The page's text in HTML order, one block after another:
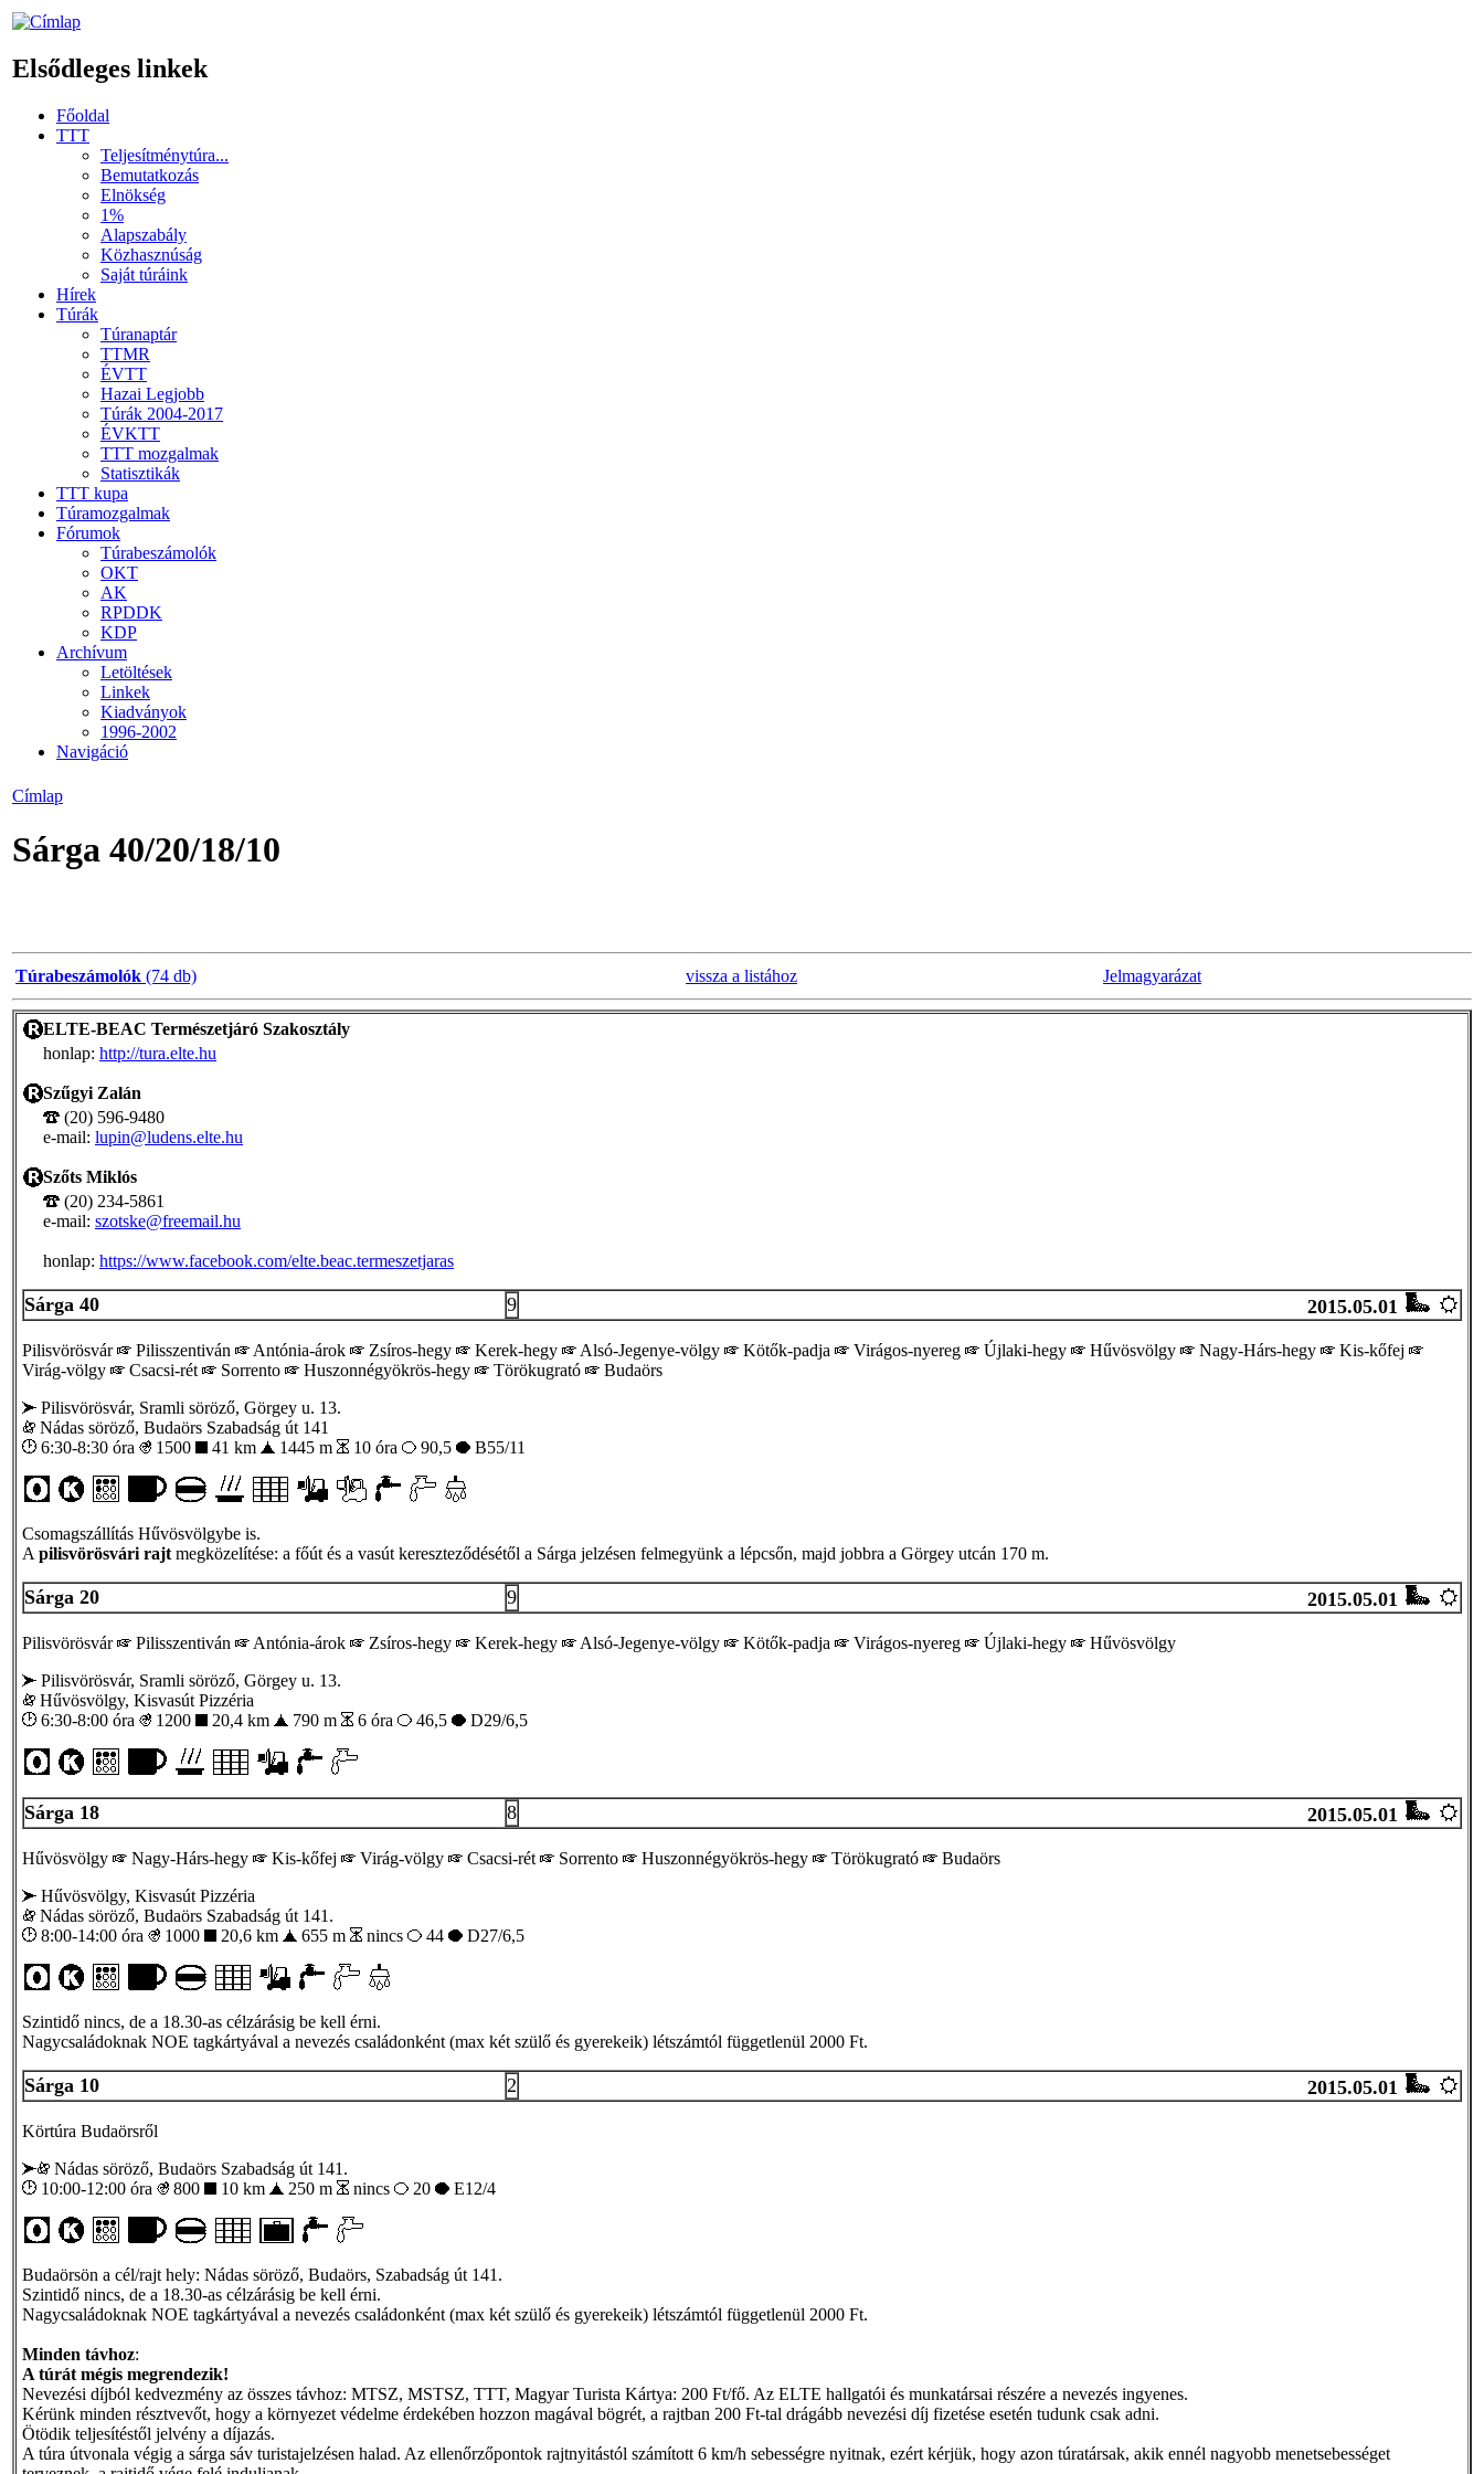
Elsődleges linkek
Főoldal
TTT
Teljesítménytúra...
Bemutatkozás
Elnökség
1%
Alapszabály
Közhasznúság
Saját túráink
Hírek
Túrák
Túranaptár
TTMR
ÉVTT
Hazai Legjobb
Túrák 2004-2017
ÉVKTT
TTT mozgalmak
Statisztikák
TTT kupa
Túramozgalmak
Fórumok
Túrabeszámolók
OKT
AK
RPDDK
KDP
Archívum
Letöltések
Linkek
Kiadványok
1996-2002
Navigáció
Címlap
Sárga 40/20/18/10
Túrabeszámolók (74 db) vissza a listához Jelmagyarázat
ELTE-BEAC Természetjáró Szakosztály
honlap: http://tura.elte.hu
Szűgyi Zalán
(20) 596-9480
e-mail: lupin@ludens.elte.hu
Szőts Miklós
(20) 234-5861
e-mail: szotske@freemail.hu
honlap: https://www.facebook.com/elte.beac.termeszetjaras
Sárga 40 9 2015.05.01
Pilisvörösvár Pilisszentiván Antónia-árok Zsíros-hegy Kerek-hegy Alsó-Jegenye-völgy Kötők-padja Virágos-nyereg Újlaki-hegy Hűvösvölgy Nagy-Hárs-hegy
Kis-kőfej
Virág-völgy
Csacsi-rét Sorrento Huszonnégyökrös-hegy Törökugrató
Budaörs
Pilisvörösvár, Sramli söröző, Görgey u. 13.
Nádas söröző, Budaörs Szabadság út 141
6:30-8:30 óra
1500 41 km 1445 m 10 óra 90,5 B55/11
Csomagszállítás Hűvösvölgybe is.
A pilisvörösvári rajt megközelítése: a főút és a vasút kereszteződésétől a Sárga jelzésen felmegyünk a lépcsőn, majd jobbra a Görgey utcán 170 m.
Sárga 20 9 2015.05.01
Pilisvörösvár Pilisszentiván Antónia-árok Zsíros-hegy Kerek-hegy Alsó-Jegenye-völgy Kötők-padja Virágos-nyereg Újlaki-hegy
Hűvösvölgy
Pilisvörösvár, Sramli söröző, Görgey u. 13.
Hűvösvölgy, Kisvasút Pizzéria
6:30-8:00 óra
1200 20,4 km 790 m 6 óra 46,5 D29/6,5
Sárga 18 8 2015.05.01
Hűvösvölgy Nagy-Hárs-hegy Kis-kőfej Virág-völgy Csacsi-rét Sorrento Huszonnégyökrös-hegy Törökugrató
Budaörs
Hűvösvölgy, Kisvasút Pizzéria
Nádas söröző, Budaörs Szabadság út 141.
8:00-14:00 óra
1000 20,6 km 655 m nincs 44 D27/6,5
Szintidő nincs, de a 18.30-as célzárásig be kell érni.
Nagycsaládoknak NOE tagkártyával a nevezés családonként (max két szülő és gyerekeik) létszámtól függetlenül 2000 Ft.
Sárga 10 2 2015.05.01
Körtúra Budaörsről
Nádas söröző, Budaörs Szabadság út 141.
10:00-12:00 óra
800 10 km 250 m nincs 20 E12/4
Budaörsön a cél/rajt hely: Nádas söröző, Budaörs, Szabadság út 141.
Szintidő nincs, de a 18.30-as célzárásig be kell érni.
Nagycsaládoknak NOE tagkártyával a nevezés családonként (max két szülő és gyerekeik) létszámtól függetlenül 2000 Ft.
Minden távhoz:
A túrát mégis megrendezik!
Nevezési díjból kedvezmény az összes távhoz: MTSZ, MSTSZ, TTT, Magyar Turista Kártya: 200 Ft/fő. Az ELTE hallgatói és munkatársai részére a nevezés ingyenes.
Kérünk minden résztvevőt, hogy a környezet védelme érdekében hozzon magával bögrét, a rajtban 200 Ft-tal drágább nevezési díj fizetése esetén tudunk csak adni.
Ötödik teljesítéstől jelvény a díjazás.
A túra útvonala végig a sárga sáv turistajelzésen halad. Az ellenőrzőpontok rajtnyitástól számított 6 km/h sebességre nyitnak, ezért kérjük, hogy azon túratársak, akik ennél nagyobb menetsebességet